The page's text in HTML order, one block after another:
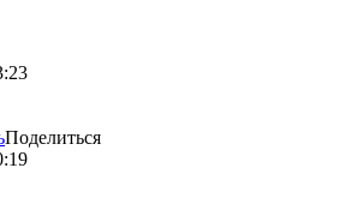
Поделиться